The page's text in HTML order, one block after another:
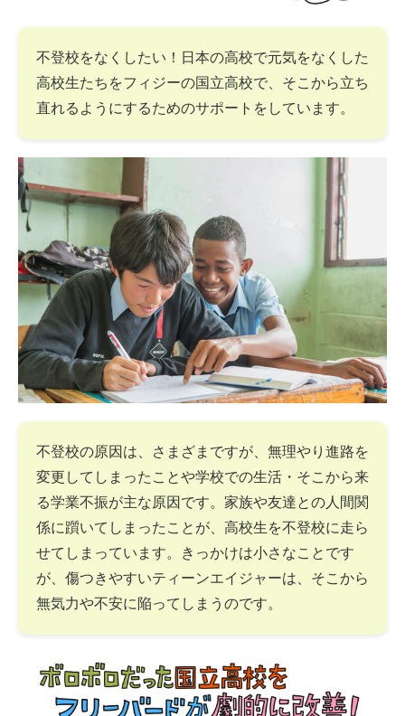
不登校をなくしたい！日本の高校で元気をなくした
高校生たちをフィジーの国立高校で、そこから立ち
直れるようにするためのサポートをしています。
不登校の原因は、さまざまですが、無理やり進路を
変更してしまったことや学校での生活・そこから来
る学業不振が主な原因です。家族や友達との人間関
係に躓いてしまったことが、高校生を不登校に走ら
せてしまっています。きっかけは小さなことです
が、傷つきやすいティーンエイジャーは、そこから
無気力や不安に陥ってしまうのです。